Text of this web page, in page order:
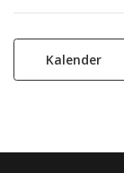
Kalender